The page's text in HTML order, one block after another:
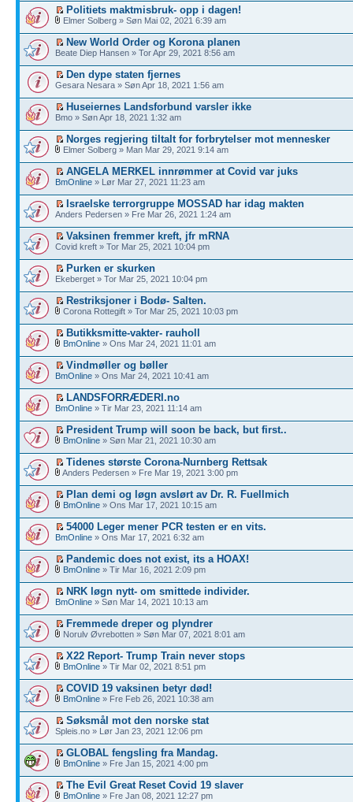
Politiets maktmisbruk- opp i dagen!
Elmer Solberg » Søn Mai 02, 2021 6:39 am
New World Order og Korona planen
Beate Diep Hansen » Tor Apr 29, 2021 8:56 am
Den dype staten fjernes
Gesara Nesara » Søn Apr 18, 2021 1:56 am
Huseiernes Landsforbund varsler ikke
Bmo » Søn Apr 18, 2021 1:32 am
Norges regjering tiltalt for forbrytelser mot mennesker
Elmer Solberg » Man Mar 29, 2021 9:14 am
ANGELA MERKEL innrømmer at Covid var juks
BmOnline » Lør Mar 27, 2021 11:23 am
Israelske terrorgruppe MOSSAD har idag makten
Anders Pedersen » Fre Mar 26, 2021 1:24 am
Vaksinen fremmer kreft, jfr mRNA
Covid kreft » Tor Mar 25, 2021 10:04 pm
Purken er skurken
Ekeberget » Tor Mar 25, 2021 10:04 pm
Restriksjoner i Bodø- Salten.
Corona Rottegift » Tor Mar 25, 2021 10:03 pm
Butikksmitte-vakter- rauholl
BmOnline » Ons Mar 24, 2021 11:01 am
Vindmøller og bøller
BmOnline » Ons Mar 24, 2021 10:41 am
LANDSFORRÆDERI.no
BmOnline » Tir Mar 23, 2021 11:14 am
President Trump will soon be back, but first..
BmOnline » Søn Mar 21, 2021 10:30 am
Tidenes største Corona-Nurnberg Rettsak
Anders Pedersen » Fre Mar 19, 2021 3:00 pm
Plan demi og løgn avslørt av Dr. R. Fuellmich
BmOnline » Ons Mar 17, 2021 10:15 am
54000 Leger mener PCR testen er en vits.
BmOnline » Ons Mar 17, 2021 6:32 am
Pandemic does not exist, its a HOAX!
BmOnline » Tir Mar 16, 2021 2:09 pm
NRK løgn nytt- om smittede individer.
BmOnline » Søn Mar 14, 2021 10:13 am
Fremmede dreper og plyndrer
Norulv Øvrebotten » Søn Mar 07, 2021 8:01 am
X22 Report- Trump Train never stops
BmOnline » Tir Mar 02, 2021 8:51 pm
COVID 19 vaksinen betyr død!
BmOnline » Fre Feb 26, 2021 10:38 am
Søksmål mot den norske stat
Spleis.no » Lør Jan 23, 2021 12:06 pm
GLOBAL fengsling fra Mandag.
BmOnline » Fre Jan 15, 2021 4:00 pm
The Evil Great Reset Covid 19 slaver
BmOnline » Fre Jan 08, 2021 12:27 pm